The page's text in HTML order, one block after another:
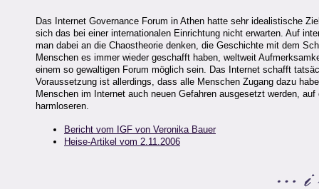
Das Internet Governance Forum in Athen hatte sehr idealistische
sich das bei einer internationalen Einrichtung nicht erwarten. Auf
man dabei an die Chaostheorie denken, die Geschichte mit dem
Menschen es immer wieder geschafft haben, weltweit
einem so gewaltigen Forum möglich sein. Das Internet schafft
Voraussetzung ist allerdings, dass alle Menschen Zugang dazu
Menschen im Internet auch neuen Gefahren ausgesetzt werden,
harmloseren.
Bericht vom IGF von Veronika Bauer
Heise-Artikel vom 2.11.2006